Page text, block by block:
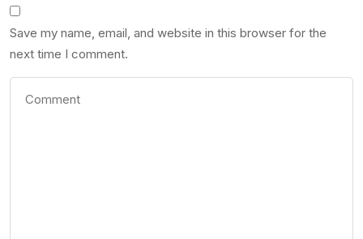
Save my name, email, and website in this browser for the
next time I comment.